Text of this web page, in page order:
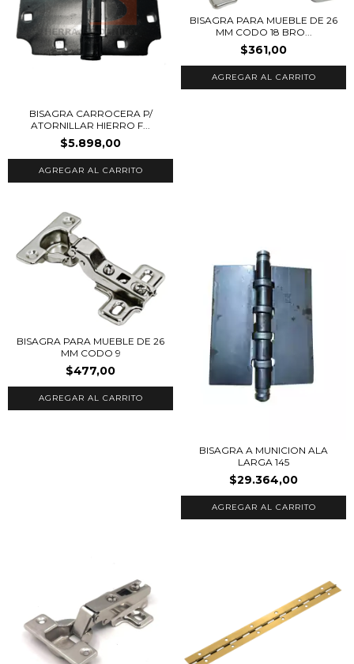
BISAGRA CARROCERA P/
ATORNILLAR HIERRO F...
$5.898,00
BISAGRA PARA MUEBLE DE 26
MM CODO 18 BRO...
$361,00
BISAGRA PARA MUEBLE DE 26
MM CODO 9
$477,00
BISAGRA A MUNICION ALA
LARGA 145
$29.364,00